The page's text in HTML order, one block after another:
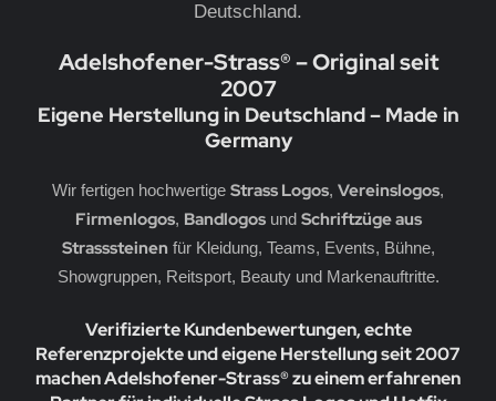
Deutschland.
Adelshofener-Strass® – Original seit
2007
Eigene Herstellung in Deutschland – Made in
Germany
Wir fertigen hochwertige Strass Logos, Vereinslogos,
Firmenlogos, Bandlogosund Schriftzüge aus
Strasssteinen für Kleidung, Teams, Events, Bühne,
Showgruppen, Reitsport, Beauty und Markenauftritte.
Verifizierte Kundenbewertungen, echte
Referenzprojekte und eigene Herstellung seit 2007
machen Adelshofener-Strass® zu einem erfahrenen